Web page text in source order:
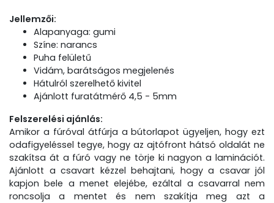
Jellemzői:
Alapanyaga: gumi
Színe: narancs
Puha felületű
Vidám, barátságos megjelenés
Hátulról szerelhető kivitel
Ajánlott furatátmérő 4,5 - 5mm
Felszerelési ajánlás:
Amikor a fúróval átfúrja a bútorlapot ügyeljen, hogy ezt
odafigyeléssel tegye, hogy az ajtófront hátsó oldalát ne
szakítsa át a fúró vagy ne törje ki nagyon a laminációt.
Ajánlott a csavart kézzel behajtani, hogy a csavar jól
kapjon bele a menet elejébe, ezáltal a csavarral nem
roncsolja a mentet és nem szakítja meg azt a